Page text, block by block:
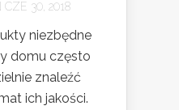
CZE 30, 2018
niezbędne
domu często
znaleźć
ich jakości.